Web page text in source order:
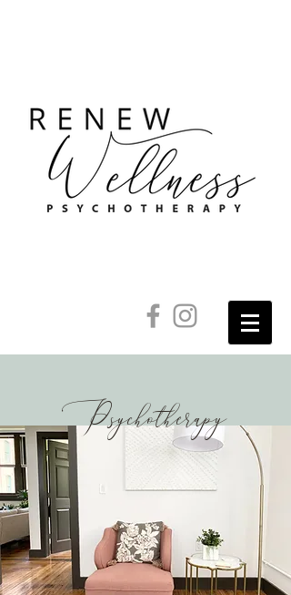
Psychotherapy